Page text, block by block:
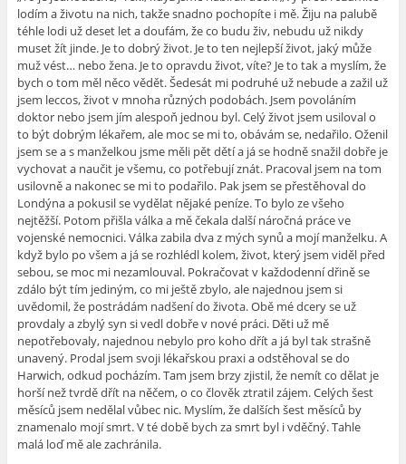
lodím a životu na nich, takže snadno pochopíte i mě. Žiju na palubě
téhle lodi už deset let a doufám, že co budu živ, nebudu už nikdy
muset žít jinde. Je to dobrý život. Je to ten nejlepší život, jaký může
muž vést… nebo žena. Je to opravdu život, víte? Je to tak a myslím, že
bych o tom měl něco vědět. Šedesát mi podruhé už nebude a zažil už
jsem leccos, život v mnoha různých podobách. Jsem povoláním
doktor nebo jsem jím alespoň jednou byl. Celý život jsem usiloval o
to být dobrým lékařem, ale moc se mi to, obávám se, nedařilo. Oženil
jsem se a s manželkou jsme měli pět dětí a já se hodně snažil dobře je
vychovat a naučit je všemu, co potřebují znát. Pracoval jsem na tom
usilovně a nakonec se mi to podařilo. Pak jsem se přestěhoval do
Londýna a pokusil se vydělat nějaké peníze. To bylo ze všeho
nejtěžší. Potom přišla válka a mě čekala další náročná práce ve
vojenské nemocnici. Válka zabila dva z mých synů a mojí manželku. A
když bylo po všem a já se rozhlédl kolem, život, který jsem viděl před
sebou, se moc mi nezamlouval. Pokračovat v každodenní dřině se
zdálo být tím jediným, co mi ještě zbylo, ale najednou jsem si
uvědomil, že postrádám nadšení do života. Obě mé dcery se už
provdaly a zbylý syn si vedl dobře v nové práci. Děti už mě
nepotřebovaly, najednou nebylo pro koho dřít a já byl tak strašně
unavený. Prodal jsem svoji lékařskou praxi a odstěhoval se do
Harwich, odkud pocházím. Tam jsem brzy zjistil, že nemít co dělat je
horší než tvrdě dřít na něčem, o co člověk ztratil zájem. Celých šest
měsíců jsem nedělal vůbec nic. Myslím, že dalších šest měsíců by
znamenalo mojí smrt. V té době bych za smrt byl i vděčný. Tahle
malá loď mě ale zachránila.